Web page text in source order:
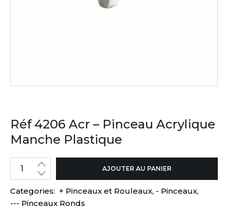
Réf 4206 Acr – Pinceau Acrylique
Manche Plastique
AJOUTER AU PANIER
Categories: + Pinceaux et Rouleaux, - Pinceaux,
--- Pinceaux Ronds